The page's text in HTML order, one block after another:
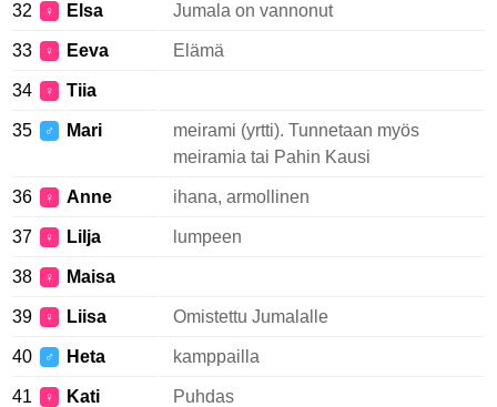
32 ♀ Elsa Jumala on vannonut
33 ♀ Eeva Elämä
34 ♀ Tiia
35 ♂ Mari
meirami (yrtti). Tunnetaan myös
meiramia tai Pahin Kausi
36 ♀ Anne ihana, armollinen
37 ♀ Lilja lumpeen
38 ♀ Maisa
39 ♀ Liisa Omistettu Jumalalle
40 ♂ Heta kamppailla
41 ♀ Kati Puhdas